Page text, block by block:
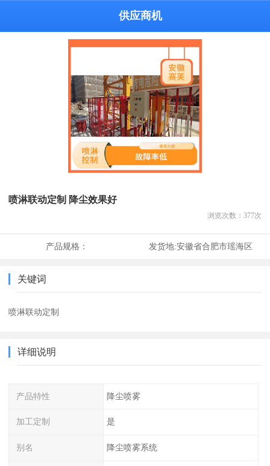
供应商机
喷淋联动定制 降尘效果好
浏览次数： 377次
产品规格： 发货地:安徽省合肥市瑶海区
关键词
喷淋联动定制
详细说明
产品特性 降尘喷雾
加工定制 是
别名 降尘喷雾系统